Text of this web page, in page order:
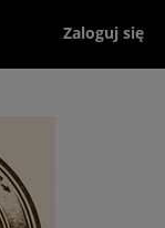
Zaloguj się